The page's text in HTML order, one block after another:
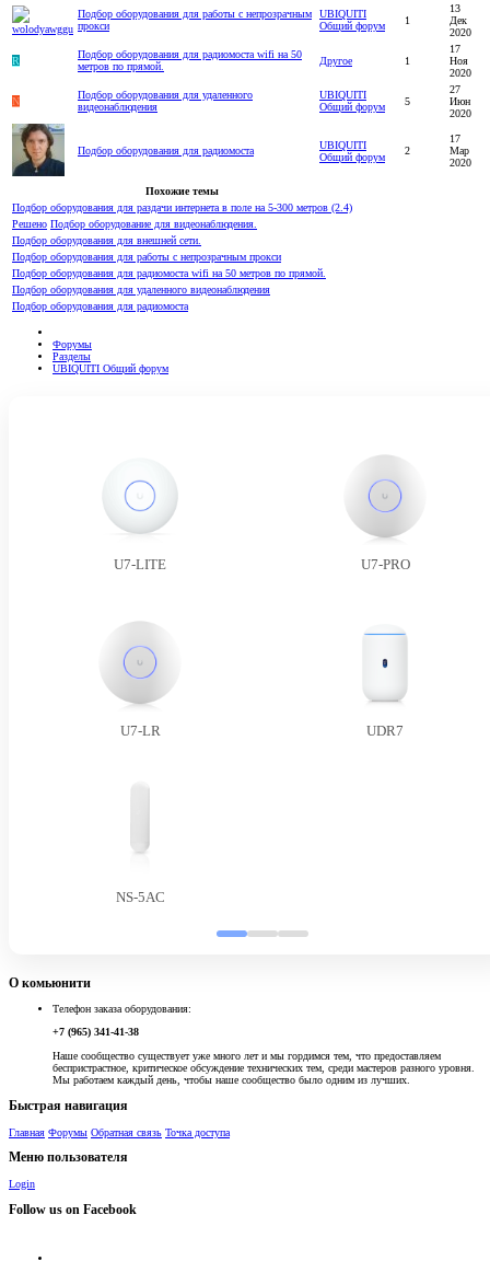
Подбор оборудования для работы с непрозрачным
прокси
UBIQUITI
Общий форум
1
13
Дек
2020
R
Подбор оборудования для радиомоста wifi на 50
метров по прямой.
Другое 1
17
Ноя
2020
N
Подбор оборудования для удаленного
видеонаблюдения
UBIQUITI
Общий форум
5
27
Июн
2020
Подбор оборудования для радиомоста
UBIQUITI
Общий форум
2
17
Мар
2020
Похожие темы
Подбор оборудования для раздачи интернета в поле на 5-300 метров (2.4)
Решено Подбор оборудование для видеонаблюдения.
Подбор оборудования для внешней сети.
Подбор оборудования для работы с непрозрачным прокси
Подбор оборудования для радиомоста wifi на 50 метров по прямой.
Подбор оборудования для удаленного видеонаблюдения
Подбор оборудования для радиомоста
Форумы
Разделы
UBIQUITI Общий форум
U7-LITE U7-PRO
U7-LR UDR7
NS-5AC
О комьюнити
Телефон заказа оборудования:
+7 (965) 341-41-38
Наше сообщество существует уже много лет и мы гордимся тем, что предоставляем
беспристрастное, критическое обсуждение технических тем, среди мастеров разного уровня.
Мы работаем каждый день, чтобы наше сообщество было одним из лучших.
Быстрая навигация
Главная Форумы Обратная связь Точка доступа
Меню пользователя
Login
Follow us on Facebook